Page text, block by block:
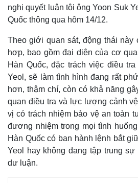
Thế giới
nghị quyết luận tội ông Yoon Suk
Quốc thông qua hôm 14/12.
Theo giới quan sát, động thái này
hợp, bao gồm đại diện của cơ
Hàn Quốc, đặc trách việc điều
Yeol, sẽ làm tình hình đang rất
hơn, thậm chí, còn có khả năng
quan điều tra và lực lượng cảnh
vị có trách nhiệm bảo vệ an toàn
đương nhiệm trong mọi tình
Hàn Quốc có ban hành lệnh bắt
Yeol hay không đang tập trung
dư luận.